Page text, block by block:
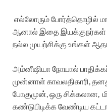
எல்லோரும் போர்த்தொழில்
ஆனால் இதை இயக்குநர்கள்
நல்ல முயற்சிக்கு உங்கள்
அம்னீஷியா நோயால்
முன்னாள் காவலதிகாரி,
போகுமுன், ஒரு சிக்கலான,
கண்டுபிடிக்க வேண்டிய